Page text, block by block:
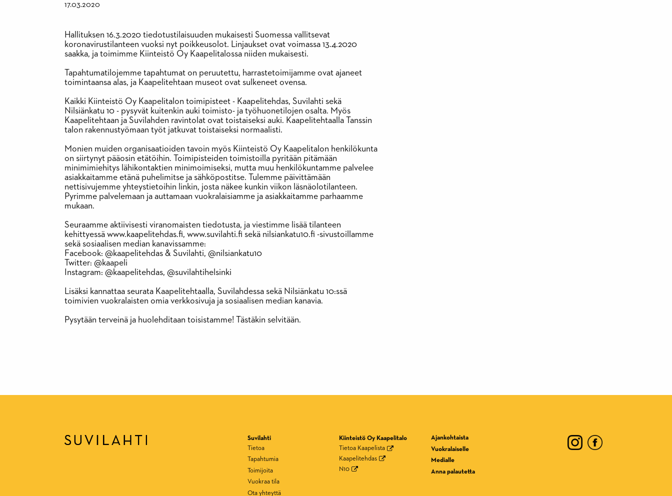
17.03.2020
Hallituksen 16.3.2020 tiedotustilaisuuden mukaisesti Suomessa vallitsevat
koronavirustilanteen vuoksi nyt poikkeusolot. Linjaukset ovat voimassa 13.4.2020
saakka, ja toimimme Kiinteistö Oy Kaapelitalossa niiden mukaisesti.
Tapahtumatilojemme tapahtumat on peruutettu, harrastetoimijamme ovat ajaneet
toimintaansa alas, ja Kaapelitehtaan museot ovat sulkeneet ovensa.
Kaikki Kiinteistö Oy Kaapelitalon toimipisteet - Kaapelitehdas, Suvilahti sekä
Nilsiänkatu 10 - pysyvät kuitenkin auki toimisto- ja työhuonetilojen osalta. Myös
Kaapelitehtaan ja Suvilahden ravintolat ovat toistaiseksi auki. Kaapelitehtaalla Tanssin
talon rakennustyömaan työt jatkuvat toistaiseksi normaalisti.
Monien muiden organisaatioiden tavoin myös Kiinteistö Oy Kaapelitalon henkilökunta
on siirtynyt pääosin etätöihin. Toimipisteiden toimistoilla pyritään pitämään
minimimiehitys lähikontaktien minimoimiseksi, mutta muu henkilökuntamme palvelee
asiakkaitamme etänä puhelimitse ja sähköpostitse. Tulemme päivittämään
nettisivujemme yhteystietoihin linkin, josta näkee kunkin viikon läsnäolotilanteen.
Pyrimme palvelemaan ja auttamaan vuokralaisiamme ja asiakkaitamme parhaamme
mukaan.
Seuraamme aktiivisesti viranomaisten tiedotusta, ja viestimme lisää tilanteen
kehittyessä www.kaapelitehdas.fi, www.suvilahti.fi sekä nilsiankatu10.fi -sivustoillamme
sekä sosiaalisen median kanavissamme:
Facebook: @kaapelitehdas & Suvilahti, @nilsiankatu10
Twitter: @kaapeli
Instagram: @kaapelitehdas, @suvilahtihelsinki
Lisäksi kannattaa seurata Kaapelitehtaalla, Suvilahdessa sekä Nilsiänkatu 10:ssä
toimivien vuokralaisten omia verkkosivuja ja sosiaalisen median kanavia.
Pysytään terveinä ja huolehditaan toisistamme! Tästäkin selvitään.
Suvilahti
Tietoa
Tapahtumia
Toimijoita
Vuokraa tila
Ota yhteyttä
Kiinteistö Oy Kaapelitalo
Tietoa Kaapelista
Kaapelitehdas
N10
Ajankohtaista
Vuokralaiselle
Medialle
Anna palautetta